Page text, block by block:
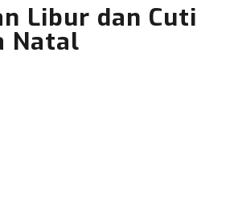
warga yang merayakan Natal dan
dan menjaga kesehatan selama
Libur dan Cuti
Natal